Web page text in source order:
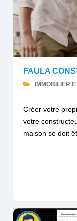
FAULA
IMMOBILIER
Créer votre
votre
maison se doit